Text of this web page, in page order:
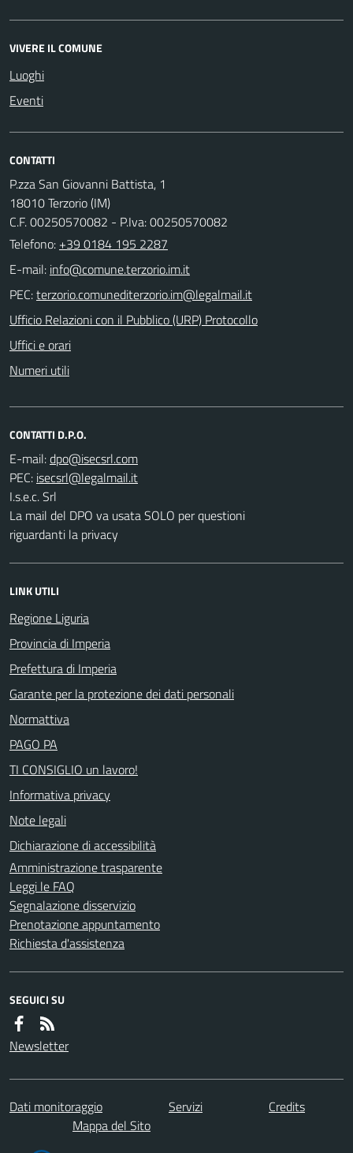
VIVERE IL COMUNE
Luoghi
Eventi
CONTATTI
P.zza San Giovanni Battista, 1
18010 Terzorio (IM)
C.F. 00250570082 - P.Iva: 00250570082
Telefono: +39 0184 195 2287
E-mail:
PEC:
Ufficio Relazioni con il Pubblico (URP) Protocollo
Uffici e orari
Numeri utili
CONTATTI D.P.O.
E-mail:
PEC:
I.s.e.c. Srl
La mail del DPO va usata SOLO per questioni
riguardanti la privacy
LINK UTILI
Regione Liguria
Provincia di Imperia
Prefettura di Imperia
Garante per la protezione dei dati personali
Normattiva
PAGO PA
TI CONSIGLIO un lavoro!
Informativa privacy
Note legali
Dichiarazione di accessibilità
Amministrazione trasparente
Leggi le FAQ
Segnalazione disservizio
Prenotazione appuntamento
Richiesta d'assistenza
SEGUICI SU
Newsletter
Dati monitoraggio Servizi
Credits
Mappa del Sito